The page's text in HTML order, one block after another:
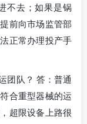
不去；如果是锅
前向市场监管部
正常办理投产手
团队？ 答：普通
合重型器械的运
超限设备上路很